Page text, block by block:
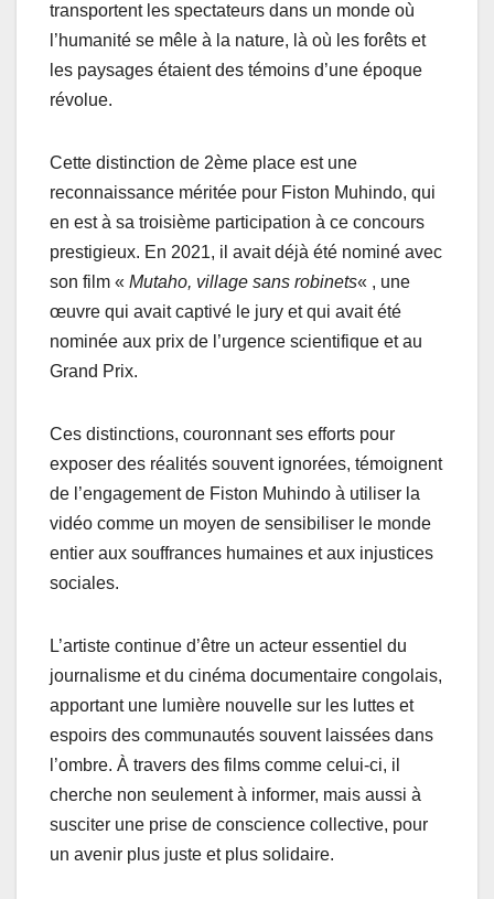
transportent les spectateurs dans un monde où
l’humanité se mêle à la nature, là où les forêts et
les paysages étaient des témoins d’une époque
révolue.
Cette distinction de 2ème place est une
reconnaissance méritée pour Fiston Muhindo, qui
en est à sa troisième participation à ce concours
prestigieux. En 2021, il avait déjà été nominé avec
son film « Mutaho, village sans robinets« , une
œuvre qui avait captivé le jury et qui avait été
nominée aux prix de l’urgence scientifique et au
Grand Prix.
Ces distinctions, couronnant ses efforts pour
exposer des réalités souvent ignorées, témoignent
de l’engagement de Fiston Muhindo à utiliser la
vidéo comme un moyen de sensibiliser le monde
entier aux souffrances humaines et aux injustices
sociales.
L’artiste continue d’être un acteur essentiel du
journalisme et du cinéma documentaire congolais,
apportant une lumière nouvelle sur les luttes et
espoirs des communautés souvent laissées dans
l’ombre. À travers des films comme celui-ci, il
cherche non seulement à informer, mais aussi à
susciter une prise de conscience collective, pour
un avenir plus juste et plus solidaire.